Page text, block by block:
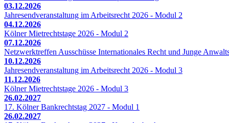
03.12.2026
Jahresendveranstaltung im Arbeitsrecht 2026 - Modul 2
04.12.2026
Kölner Mietrechtstage 2026 - Modul 2
07.12.2026
Netzwerktreffen Ausschüsse Internationales Recht und Junge
10.12.2026
Jahresendveranstaltung im Arbeitsrecht 2026 - Modul 3
11.12.2026
Kölner Mietrechtstage 2026 - Modul 3
26.02.2027
17. Kölner Bankrechtstag 2027 - Modul 1
26.02.2027